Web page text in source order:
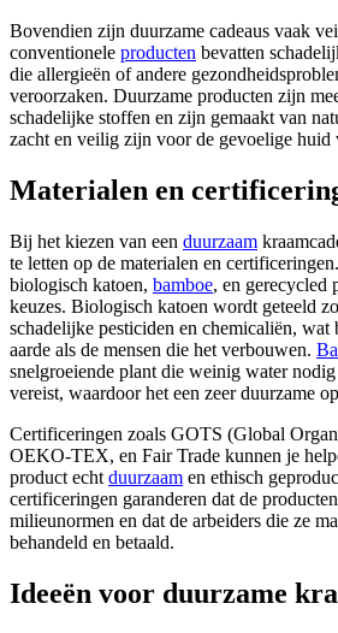
Bovendien zijn duurzame cadeaus vaak
conventionele producten bevatten
die allergieën of andere
veroorzaken. Duurzame producten zijn
schadelijke stoffen en zijn gemaakt van
zacht en veilig zijn voor de gevoelige huid
Materialen en
Bij het kiezen van een duurzaam
te letten op de materialen en
biologisch katoen, bamboe, en gerecycled
keuzes. Biologisch katoen wordt geteeld
schadelijke pesticiden en chemicaliën, wat
aarde als de mensen die het verbouwen.
snelgroeiende plant die weinig water
vereist, waardoor het een zeer duurzame
Certificeringen zoals GOTS (Global
OEKO-TEX, en Fair Trade kunnen je
product echt duurzaam en ethisch
certificeringen garanderen dat de
milieunormen en dat de arbeiders die ze
behandeld en betaald.
Ideeën voor duurzame